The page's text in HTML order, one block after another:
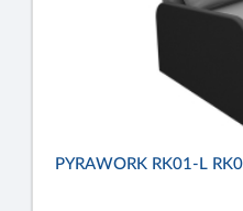
PYRAWORK RK01-L